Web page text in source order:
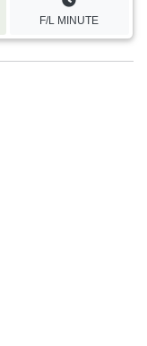
F/L MINUTE